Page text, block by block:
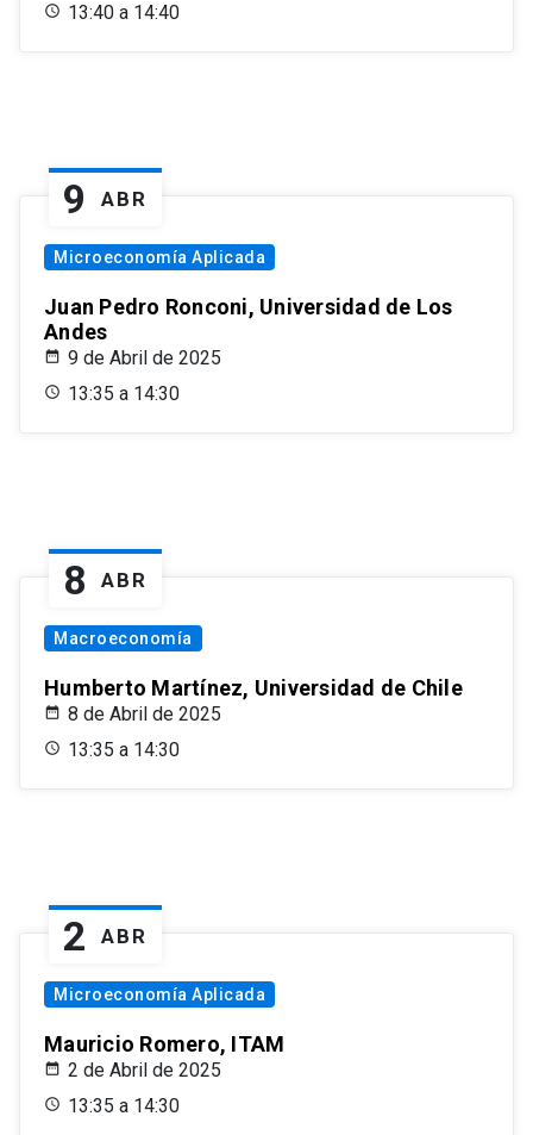
13:40 a 14:40
9 ABR
Microeconomía Aplicada
Juan Pedro Ronconi, Universidad de Los
Andes
9 de Abril de 2025
13:35 a 14:30
8 ABR
Macroeconomía
Humberto Martínez, Universidad de Chile
8 de Abril de 2025
13:35 a 14:30
2 ABR
Microeconomía Aplicada
Mauricio Romero, ITAM
2 de Abril de 2025
13:35 a 14:30